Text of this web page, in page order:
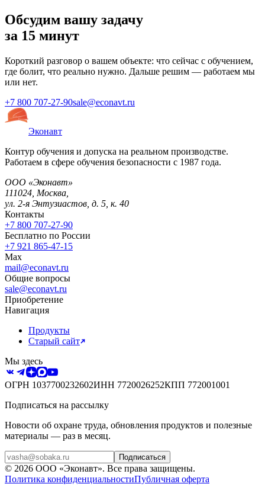
Обсудим вашу задачу
за 15 минут
Короткий разговор о вашем объекте: что сейчас с обучением,
где болит, что реально нужно. Дальше решим — работаем мы
или нет.
+7 800 707-27-90sale@econavt.ru
Эконавт
Контур обучения и допуска на реальном производстве.
Работаем в сфере обучения безопасности с 1987 года.
ООО «Эконавт»
111024 Москва
ул. 2-я Энтузиастов, д. 5, к. 40
Контакты
+7 800 707-27-90
Бесплатно по России
+7 921 865-47-15
Max
mail@econavt.ru
Общие вопросы
sale@econavt.ru
Приобретение
Навигация
Продукты
Старый сайт
Мы здесь
ОГРН 1037700232602ИНН 7720026252КПП 772001001
Подписаться на рассылку
Новости об охране труда, обновления продуктов и полезные
материалы — раз в месяц.
Подписаться
© 2026 ООО «Эконавт». Все права защищены.
Политика конфиденциальностиПубличная оферта